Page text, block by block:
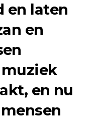
en laten
en
en nu